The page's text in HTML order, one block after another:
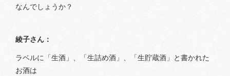
なんでしょうか？
綾子さん：
ラベルに「生酒」、「生詰め酒」、「生貯蔵酒」と書かれた
お酒は